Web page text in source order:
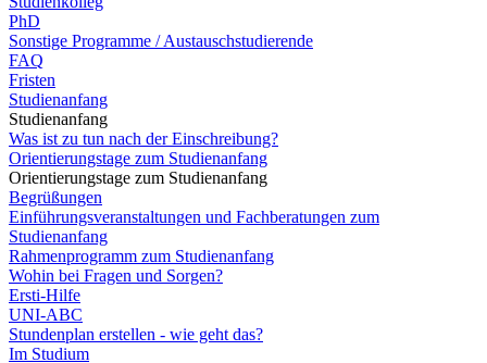
PhD
Sonstige Programme / Austauschstudierende
FAQ
Fristen
Studienanfang
Studienanfang
Was ist zu tun nach der Einschreibung?
Orientierungstage zum Studienanfang
Orientierungstage zum Studienanfang
Begrüßungen
Einführungsveranstaltungen und Fachberatungen zum
Studienanfang
Rahmenprogramm zum Studienanfang
Wohin bei Fragen und Sorgen?
Ersti-Hilfe
UNI-ABC
Stundenplan erstellen - wie geht das?
Im Studium